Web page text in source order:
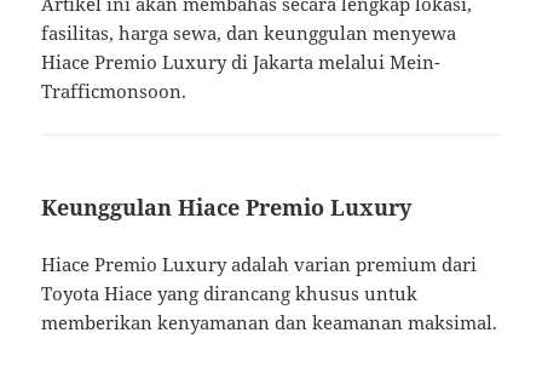
fasilitas, harga sewa, dan keunggulan menyewa
Hiace Premio Luxury di Jakarta melalui Mein-
Trafficmonsoon.
Keunggulan Hiace Premio Luxury
Hiace Premio Luxury adalah varian premium dari
Toyota Hiace yang dirancang khusus untuk
memberikan kenyamanan dan keamanan maksimal.